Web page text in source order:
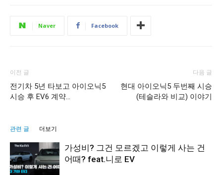
Naver Facebook
이전 글
전기차 5년 타보고 아이오닉5
시승 후 EV6 계약…
다음 글
현대 아이오닉5 두번째 시승
(테슬라와 비교) 이야기
관련 글 더보기
가성비? 그건 모르겠고 이렇게 사는 건
어때? feat.니로 EV